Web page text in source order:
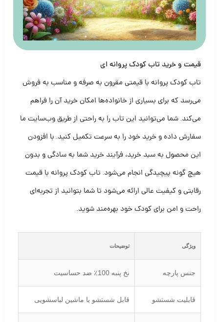
قیمت و خرید تاب کودک پروانه ای
تاب کودک پروانه با قیمتی مقرون به صرفه و مناسب به فروش
می‌رسد که برای بسیاری از خانواده‌ها امکان خرید آن را فراهم
می‌کند. شما می‌توانید این تاب را به راحتی از طریق وب‌سایت ما
سفارش داده و خرید خود را به سرعت تکمیل کنید. با افزودن
این محصول به سبد خرید، فرآیند خرید شما به سادگی و بدون
هیچ گونه پیچیدگی انجام می‌شود. تاب کودک پروانه با قیمت
رقابتی و کیفیت عالی ارائه می‌شود تا شما بتوانید از تجربه‌ای
راحت و امن برای کودک خود بهره‌مند شوید.
ویژگی توضیحات
جنس پارچه نخ پنبه 100٪ ضد حساسیت
قابلیت شستشو قابل شستشو با ماشین لباسشویی